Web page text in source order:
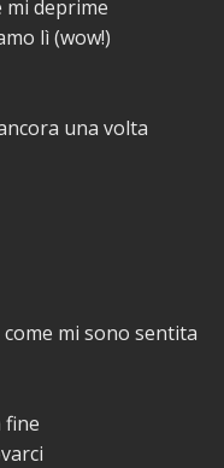
mi deprime
lì (wow!)
una volta
mi sono sentita
fine